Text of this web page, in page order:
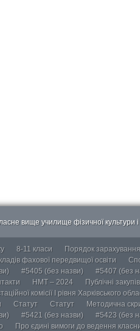
вище училище фізичної культури
8-11 класи Порядок зарахування
фахової передвищої освіти
#5405 (без назви) #5407 (без
НМТ – 2024 Публічні
комісії І рівня Харківського
Статут Статут Методична
#5421 (без назви) #5423 (без
Про єдині вимоги до ведення